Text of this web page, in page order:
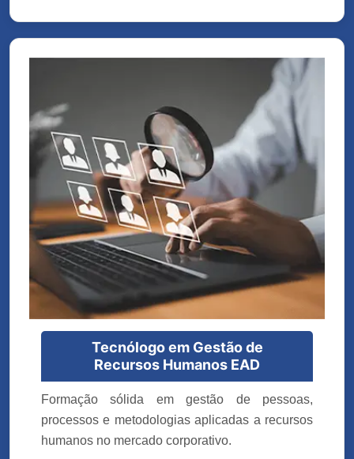
Tecnólogo em Gestão de
Recursos Humanos EAD
Formação sólida em gestão de pessoas,
processos e metodologias aplicadas a recursos
humanos no mercado corporativo.